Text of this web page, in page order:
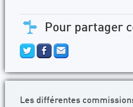
Pour partager
Les différentes